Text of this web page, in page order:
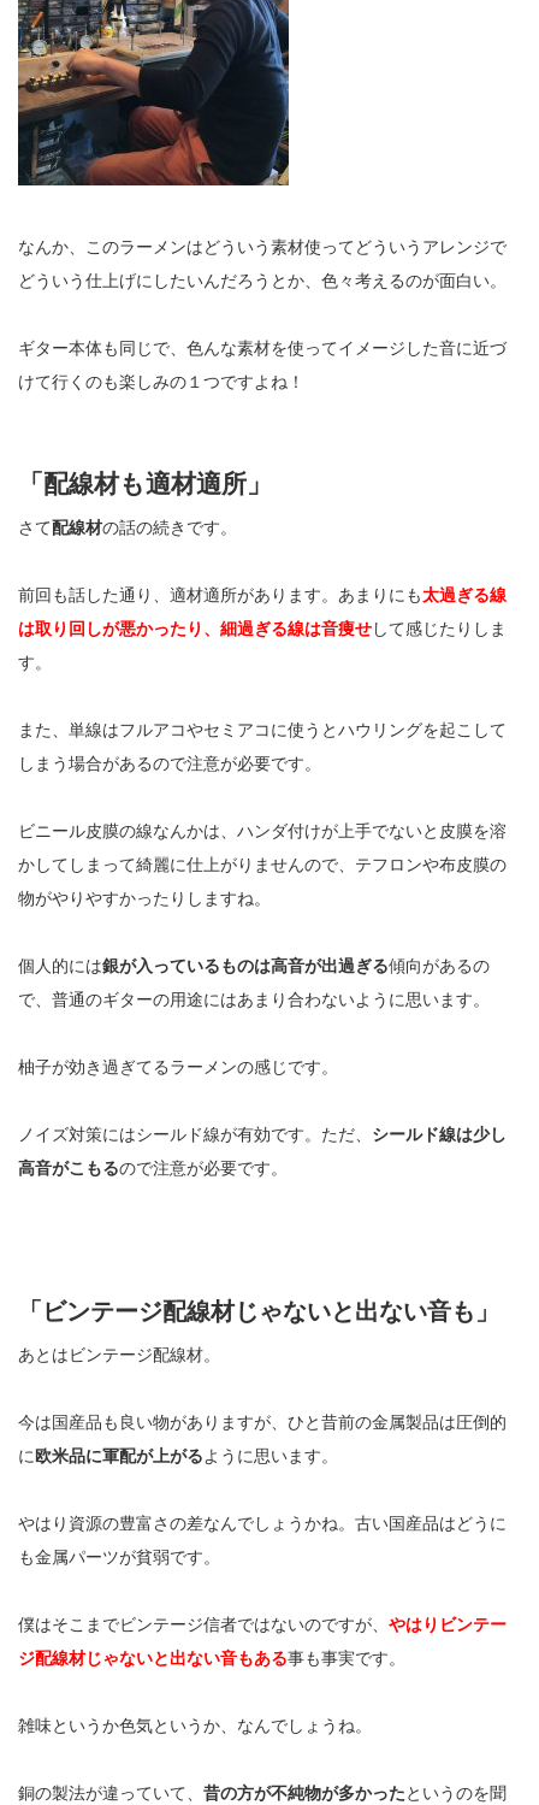
なんか、このラーメンはどういう素材使ってどういうアレンジで
どういう仕上げにしたいんだろうとか、色々考えるのが面白い。
ギター本体も同じで、色んな素材を使ってイメージした音に近づ
けて行くのも楽しみの１つですよね！
「配線材も適材適所」
さて配線材の話の続きです。
前回も話した通り、適材適所があります。 あまりにも太過ぎる線
は取り回しが悪かったり、細過ぎる線は音痩せして感じたりしま
す。
また、単線はフルアコやセミアコに使うとハウリングを起こして
しまう場合があるので注意が必要です。
ビニール皮膜の線なんかは、ハンダ付けが上手でないと皮膜を溶
かしてしまって綺麗に仕上がりませんので、テフロンや布皮膜の
物がやりやすかったりしますね。
個人的には銀が入っているものは高音が出過ぎる傾向があるの
で、普通のギターの用途にはあまり合わないように思います。
柚子が効き過ぎてるラーメンの感じです。
ノイズ対策にはシールド線が有効です。 ただ、 シールド線は少し
高音がこもるので注意が必要です。
「ビンテージ配線材じゃないと出ない音も」
あとはビンテージ配線材。
今は国産品も良い物がありますが、ひと昔前の金属製品は圧倒的
に欧米品に軍配が上がるように思います。
やはり資源の豊富さの差なんでしょうかね。 古い国産品はどうに
も金属パーツが貧弱です。
僕はそこまでビンテージ信者ではないのですが、 やはりビンテー
ジ配線材じゃないと出ない音もある事も事実です。
雑味というか色気というか、なんでしょうね。
銅の製法が違っていて、 昔の方が不純物が多かったというのを聞